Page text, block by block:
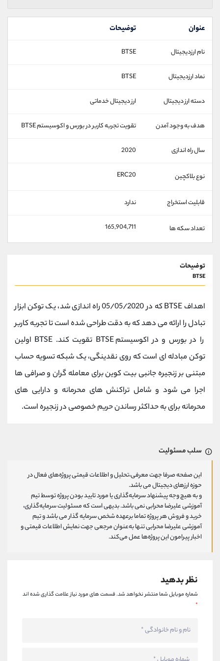
عنوان توضیحات
نام ارزدیجیتال BTSE
نماد ارزدیجیتال BTSE
دسته ارز دیجیتال ارز دیجیتال خدماتی
هدف به وجود آمدن تقویت تجربه کاربر در بورس و اکوسیستم BTSE
سال راه اندازی 2020
نوع بلاکچین ERC20
قابلیت استخراج ندارد
تعداد سکه ها 165,904,711
توضیحات
BTSE
اهداف BTSE که در 05/05/2020 راه اندازی شد، یک توکن ابزار
تبادل را ارائه می دهد که به دقت طراحی شده است تا تجربه کاربر
را در بورس و در اکوسیستم BTSE تقویت کند. BTSE اولین
توکن مبادله ای است که روی نقدینگی، یک شبکه تسویه حساب
مبتنی بر زنجیره جانبی بیت کوین برای معامله گران و صرافی ها
اجرا می شود و شامل تراکنش های محرمانه و دارایی های
محرمانه برای به حداکثر رساندن حریم خصوصی در زنجیره است.
سلب مسئولیت
این صفحه صرفا جهت معرفی،تحلیل و اطلاعات قیمتی پروژه‌های فعال در
حوزه ارزهای دیجیتال می باشد.
و به هیچ وجه پیشنهاد سرمایه‌گذاری یا مورد تایید بودن پروژه توسط تیم
آموزشی علیرضا محرابی نمی باشد. بدیهی است که مسئولیت سرمایه‌گذاری،
خرید و فروش هر پروژه تماما برعهده شخص سرمایه گذار می باشد و تیم
آموزشی علیرضا محرابی تنها به‌عنوان مرجعی جهت نمایش اطلاعات قیمتی و
اخبار پیرامون این پروژه‌‌ها عمل می‌کند.
نظر بدهید
شماره موبایل شما منتشر نخواهد شد.قسمت های مورد نیاز علامت گذاری شده اند
*